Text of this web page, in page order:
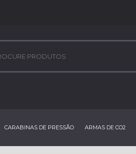
CARABINAS DE PRESSÃO ARMAS DE CO2